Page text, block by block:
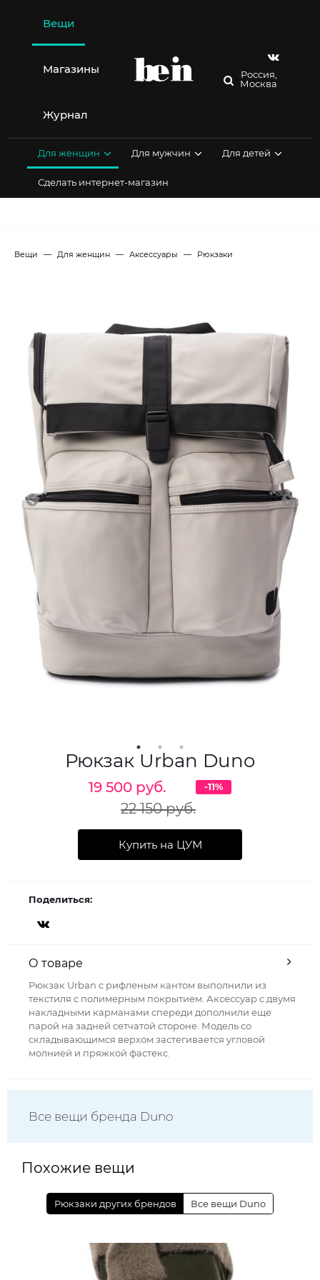
содержимому
Вещи
Магазины
Журнал
Россия,
Москва
Для женщин Для мужчин Для детей
Сделать интернет-магазин
Вещи Для женщин Аксессуары Рюкзаки
Рюкзак Urban Duno
19 500 руб.
22 150 руб.
-11%
Купить на ЦУМ
Поделиться:
О товаре
Рюкзак Urban с рифленым кантом выполнили из
текстиля с полимерным покрытием. Аксессуар с двумя
накладными карманами спереди дополнили еще
парой на задней сетчатой стороне. Модель со
складывающимся верхом застегивается угловой
молнией и пряжкой фастекс.
Все вещи бренда Duno
Похожие вещи
Рюкзаки других брендов Все вещи Duno